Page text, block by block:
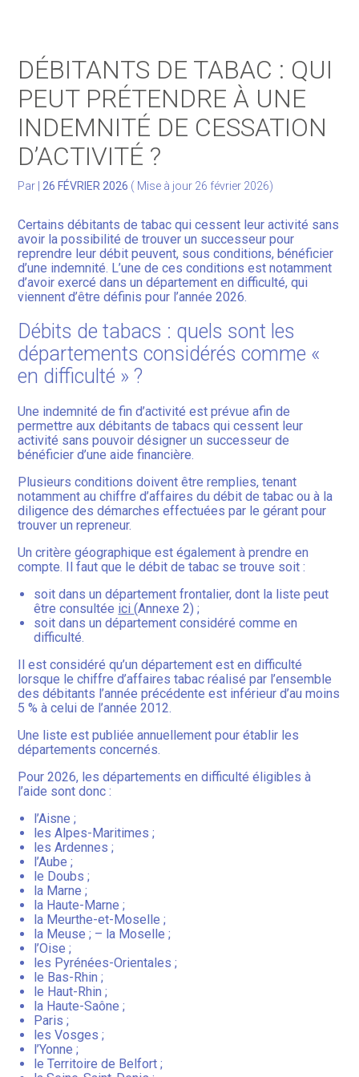
Développer votre activité
Gérer votre patrimoine
Facturation Électronique
DÉBITANTS DE TABAC : QUI
PEUT PRÉTENDRE À UNE
INDEMNITÉ DE CESSATION
D’ACTIVITÉ ?
Par 26 FÉVRIER 2026 ( Mise à jour 26 février 2026)
Certains débitants de tabac qui cessent leur activité sans
avoir la possibilité de trouver un successeur pour
reprendre leur débit peuvent, sous conditions, bénéficier
d’une indemnité. L’une de ces conditions est notamment
d’avoir exercé dans un département en difficulté, qui
viennent d’être définis pour l’année 2026.
Débits de tabacs : quels sont les
départements considérés comme «
en difficulté » ?
Une indemnité de fin d’activité est prévue afin de
permettre aux débitants de tabacs qui cessent leur
activité sans pouvoir désigner un successeur de
bénéficier d’une aide financière.
Plusieurs conditions doivent être remplies, tenant
notamment au chiffre d’affaires du débit de tabac ou à la
diligence des démarches effectuées par le gérant pour
trouver un repreneur.
Un critère géographique est également à prendre en
compte. Il faut que le débit de tabac se trouve soit :
soit dans un département frontalier, dont la liste peut
être consultée ici(Annexe 2) ;
soit dans un département considéré comme en
difficulté.
Il est considéré qu’un département est en difficulté
lorsque le chiffre d’affaires tabac réalisé par l’ensemble
des débitants l’année précédente est inférieur d’au moins
5 % à celui de l’année 2012.
Une liste est publiée annuellement pour établir les
départements concernés.
Pour 2026, les départements en difficulté éligibles à
l’aide sont donc :
l’Aisne ;
les Alpes-Maritimes ;
les Ardennes ;
l’Aube ;
le Doubs ;
la Marne ;
la Haute-Marne ;
la Meurthe-et-Moselle ;
la Meuse ; – la Moselle ;
l’Oise ;
les Pyrénées-Orientales ;
le Bas-Rhin ;
le Haut-Rhin ;
la Haute-Saône ;
Paris ;
les Vosges ;
l’Yonne ;
le Territoire de Belfort ;